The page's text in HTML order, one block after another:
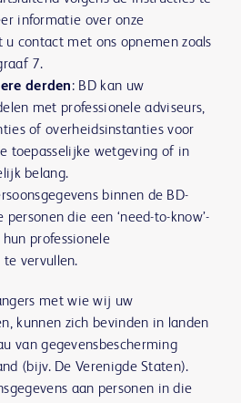
informatie over onze
u contact met ons opnemen zoals
7.
derden: BD kan uw
met professionele adviseurs,
of overheidsinstanties voor
toepasselijke wetgeving of in
belang.
binnen de BD-
die een ‘need-to-know’-
professionele
vervullen.
met wie wij uw
kunnen zich bevinden in landen
van gegevensbescherming
(bijv. De Verenigde Staten).
aan personen in die